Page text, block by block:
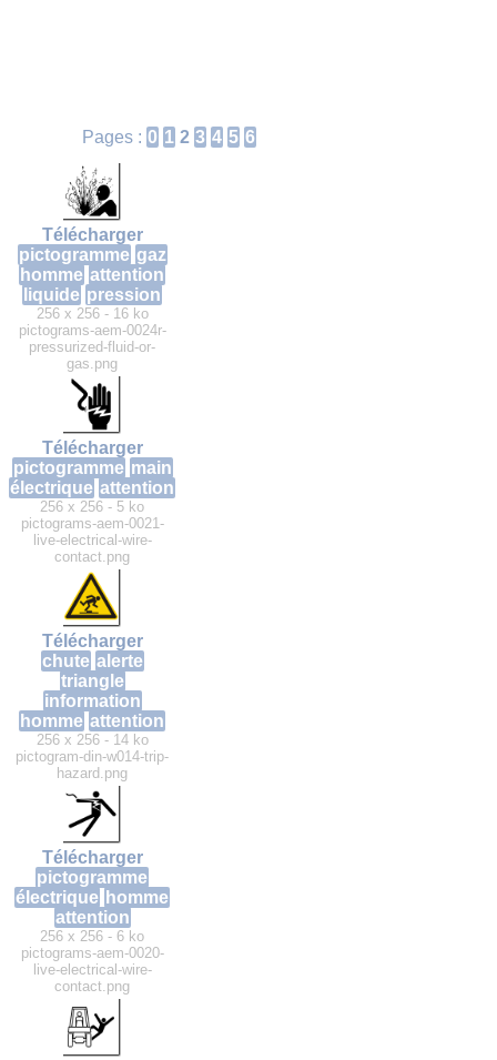
Pages : 0 1 2 3 4 5 6
Télécharger
pictogramme gaz
homme attention
liquide pression
256 x 256 - 16 ko
pictograms-aem-0024r-
pressurized-fluid-or-
gas.png
Télécharger
pictogramme main
électrique attention
256 x 256 - 5 ko
pictograms-aem-0021-
live-electrical-wire-
contact.png
Télécharger
chute alerte
triangle
information
homme attention
256 x 256 - 14 ko
pictogram-din-w014-trip-
hazard.png
Télécharger
pictogramme
électrique homme
attention
256 x 256 - 6 ko
pictograms-aem-0020-
live-electrical-wire-
contact.png